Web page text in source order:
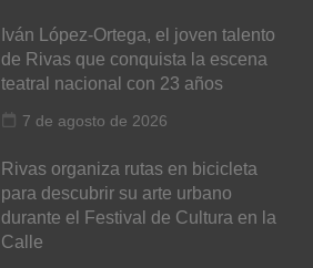
Iván López-Ortega, el joven talento
de Rivas que conquista la escena
teatral nacional con 23 años
7 de agosto de 2026
Rivas organiza rutas en bicicleta
para descubrir su arte urbano
durante el Festival de Cultura en la
Calle